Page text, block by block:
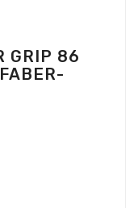
GRIP 86